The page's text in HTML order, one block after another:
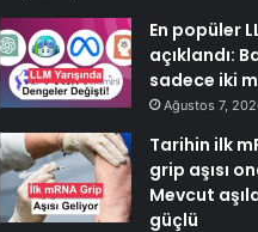
En popüler
açıklandı:
sadece iki
Ağustos 7,
Tarihin ilk
grip aşısı
Mevcut
güçlü